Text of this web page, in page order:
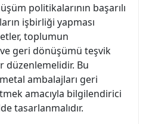
politikalarının başarılı
işbirliği yapması
toplumun
ve geri dönüşümü teşvik
düzenlemelidir. Bu
ambalajları geri
amacıyla bilgilendirici
tasarlanmalıdır.